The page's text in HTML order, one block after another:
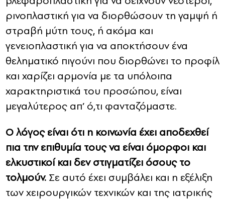
ρινοπλαστική για να διορθώσουν τη γαμψή ή
στραβή μύτη τους, ή ακόμα και
γενειοπλαστική για να αποκτήσουν ένα
θεληματικό πιγούνι που διορθώνει το προφίλ
και χαρίζει αρμονία με τα υπόλοιπα
χαρακτηριστικά του προσώπου, είναι
μεγαλύτερος απ’ ό,τι φανταζόμαστε.
Ο λόγος είναι ότι η κοινωνία έχει αποδεχθεί
πια την επιθυμία τους να είναι όμορφοι και
ελκυστικοί και δεν στιγματίζει όσους το
τολμούν. Σε αυτό έχει συμβάλει και η εξέλιξη
των χειρουργικών τεχνικών και της ιατρικής